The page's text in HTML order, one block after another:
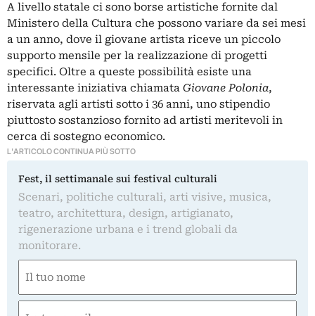
A livello statale ci sono borse artistiche fornite dal
Ministero della Cultura che possono variare da sei mesi
a un anno, dove il giovane artista riceve un piccolo
supporto mensile per la realizzazione di progetti
specifici. Oltre a queste possibilità esiste una
interessante iniziativa chiamata Giovane Polonia,
riservata agli artisti sotto i 36 anni, uno stipendio
piuttosto sostanzioso fornito ad artisti meritevoli in
cerca di sostegno economico.
L'ARTICOLO CONTINUA PIÙ SOTTO
Fest, il settimanale sui festival culturali
Scenari, politiche culturali, arti visive, musica,
teatro, architettura, design, artigianato,
rigenerazione urbana e i trend globali da
monitorare.
(Obbligatorio)